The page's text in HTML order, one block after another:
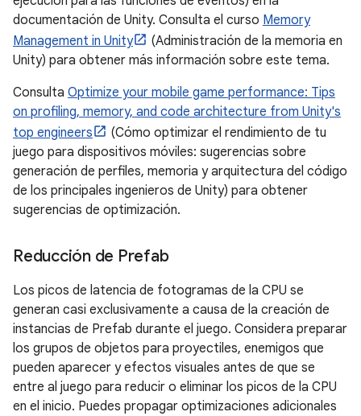
documentación de Unity. Consulta el curso Memory
Management in Unity
(Administración de la memoria en
Unity) para obtener más información sobre este tema.
Consulta Optimize your mobile game performance: Tips
on profiling, memory, and code architecture from Unity's
top engineers
(Cómo optimizar el rendimiento de tu
juego para dispositivos móviles: sugerencias sobre
generación de perfiles, memoria y arquitectura del código
de los principales ingenieros de Unity) para obtener
sugerencias de optimización.
Reducción de Prefab
Los picos de latencia de fotogramas de la CPU se
generan casi exclusivamente a causa de la creación de
instancias de Prefab durante el juego. Considera preparar
los grupos de objetos para proyectiles, enemigos que
pueden aparecer y efectos visuales antes de que se
entre al juego para reducir o eliminar los picos de la CPU
en el inicio. Puedes propagar optimizaciones adicionales